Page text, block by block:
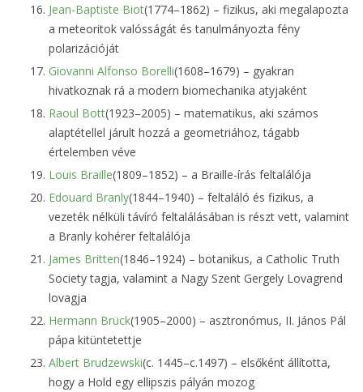
Jean-Baptiste Biot(1774–1862) – fizikus, aki megalapozta
a meteoritok valósságát és tanulmányozta fény
polarizációját
Giovanni Alfonso Borelli(1608–1679) – gyakran
hivatkoznak rá a modern biomechanika atyjaként
Raoul Bott(1923–2005) – matematikus, aki számos
alaptétellel járult hozzá a geometriához, tágabb
értelemben véve
Louis Braille(1809–1852) – a Braille-írás feltalálója
Edouard Branly(1844–1940) – feltaláló és fizikus, a
vezeték nélküli távíró feltalálásában is részt vett, valamint
a Branly kohérer feltalálója
James Britten(1846–1924) – botanikus, a Catholic Truth
Society tagja, valamint a Nagy Szent Gergely Lovagrend
lovagja
Hermann Brück(1905–2000) – asztronómus, II. János Pál
pápa kitüntetettje
Albert Brudzewski(c. 1445–c.1497) – elsőként állította,
hogy a Hold egy ellipszis pályán mozog